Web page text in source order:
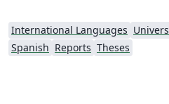
International Languages
Spanish Reports Theses